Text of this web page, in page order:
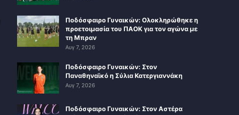
Ποδόσφαιρο Γυναικών: Ολοκληρώθηκε η
προετοιμασία του ΠΑΟΚ για τον αγώνα με
τη Μπραν
Αυγ 7, 2026
Ποδόσφαιρο Γυναικών: Στον
Παναθηναϊκό η Σύλια Κατεργιαννάκη
Αυγ 7, 2026
Ποδόσφαιρο Γυναικών: Στον Αστέρα